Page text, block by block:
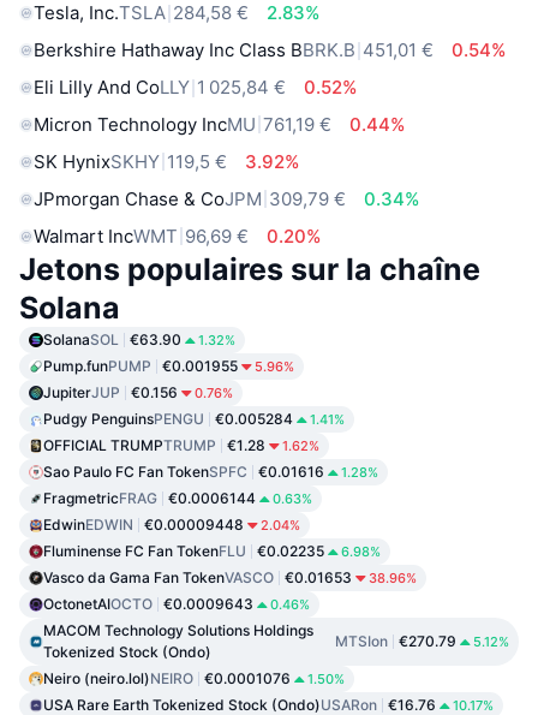
Tesla, Inc.TSLA 284,58 €
2.83%
Berkshire Hathaway Inc Class BBRK.B 451,01 €
0.54%
Eli Lilly And CoLLY 1 025,84 €
0.52%
Micron Technology IncMU 761,19 €
0.44%
SK HynixSKHY 119,5 €
3.92%
JPmorgan Chase & CoJPM 309,79 €
0.34%
Walmart IncWMT 96,69 € 0.20%
Jetons populaires sur la chaîne
Solana
SolanaSOL €63.90 1.32%
Pump.funPUMP €0.001955 5.96%
JupiterJUP €0.156 0.76%
Pudgy PenguinsPENGU €0.005284 1.41%
OFFICIAL TRUMPTRUMP €1.28 1.62%
Sao Paulo FC Fan TokenSPFC €0.01616 1.28%
FragmetricFRAG €0.0006144 0.63%
EdwinEDWIN €0.00009448 2.04%
Fluminense FC Fan TokenFLU €0.02235 6.98%
Vasco da Gama Fan TokenVASCO €0.01653 38.96%
OctonetAIOCTO €0.0009643 0.46%
MACOM Technology Solutions Holdings
Tokenized Stock (Ondo)
MTSIon €270.79 5.12%
Neiro (neiro.lol)NEIRO €0.0001076 1.50%
USA Rare Earth Tokenized Stock (Ondo)USARon €16.76 10.17%